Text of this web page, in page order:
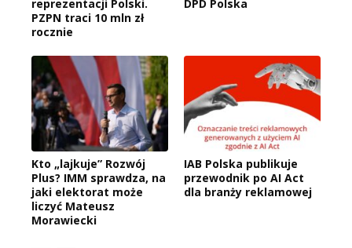
reprezentacji Polski.
PZPN traci 10 mln zł
rocznie
DPD Polska
Kto „lajkuje” Rozwój
Plus? IMM sprawdza, na
jaki elektorat może
liczyć Mateusz
Morawiecki
IAB Polska publikuje
przewodnik po AI Act
dla branży reklamowej